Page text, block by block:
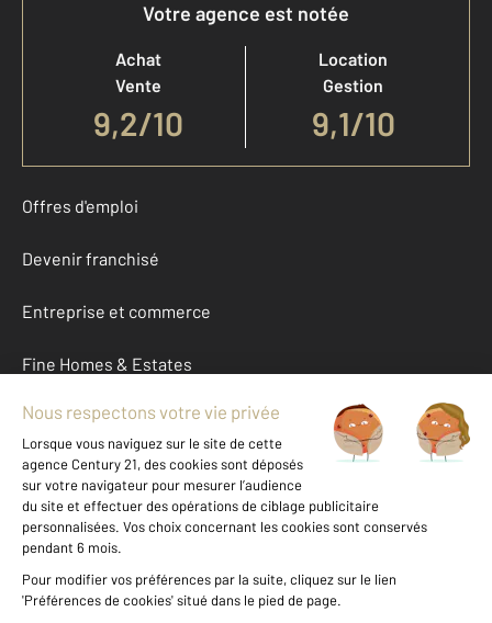
Votre agence est notée
Achat
Vente
9,2/10
Location
Gestion
9,1/10
Offres d'emploi
Devenir franchisé
Entreprise et commerce
Fine Homes & Estates
À propos
International
Nous contacter